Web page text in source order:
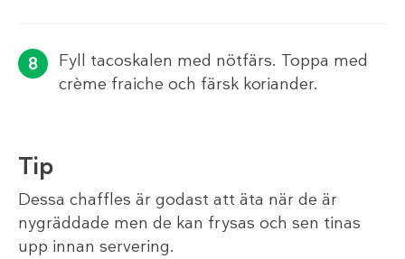
Fyll tacoskalen med nötfärs. Toppa med
crème fraiche och färsk koriander.
Tip
Dessa chaffles är godast att äta när de är
nygräddade men de kan frysas och sen tinas
upp innan servering.